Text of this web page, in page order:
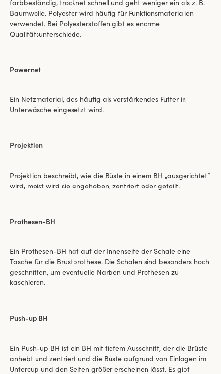
farbbeständig, trocknet schnell und geht weniger ein als z. B.
Baumwolle. Polyester wird häufig für Funktionsmaterialien
verwendet. Bei Polyesterstoffen gibt es enorme
Qualitätsunterschiede.
Powernet
Ein Netzmaterial, das häufig als verstärkendes Futter in
Unterwäsche eingesetzt wird.
Projektion
Projektion beschreibt, wie die Büste in einem BH „ausgerichtet“
wird, meist wird sie angehoben, zentriert oder geteilt.
Prothesen-BH
Ein Prothesen-BH hat auf der Innenseite der Schale eine
Tasche für die Brustprothese. Die Schalen sind besonders hoch
geschnitten, um eventuelle Narben und Prothesen zu
kaschieren.
Push-up BH
Ein Push-up BH ist ein BH mit tiefem Ausschnitt, der die Brüste
anhebt und zentriert und die Büste aufgrund von Einlagen im
Untercup und den Seiten größer erscheinen lässt. Es gibt